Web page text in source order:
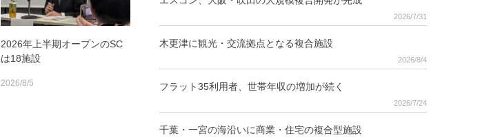
2026年上半期オープンのSC
は18施設
2026/8/5
2026/7/31
木更津に観光・交流拠点となる複合施設
2026/8/4
フラット35利用者、世帯年収の増加が続く
2026/7/24
千葉・一宮の海沿いに商業・住宅の複合型施設